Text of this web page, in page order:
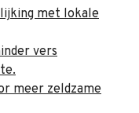
met lokale
vers
meer zeldzame